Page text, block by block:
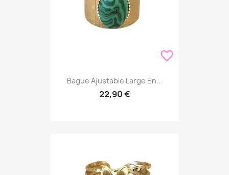
favorite_border
Bague Ajustable Large En...
22,90 €